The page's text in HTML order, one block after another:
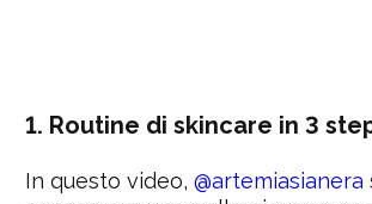
1. Routine di skincare in 3
In questo video, @artemiasianera